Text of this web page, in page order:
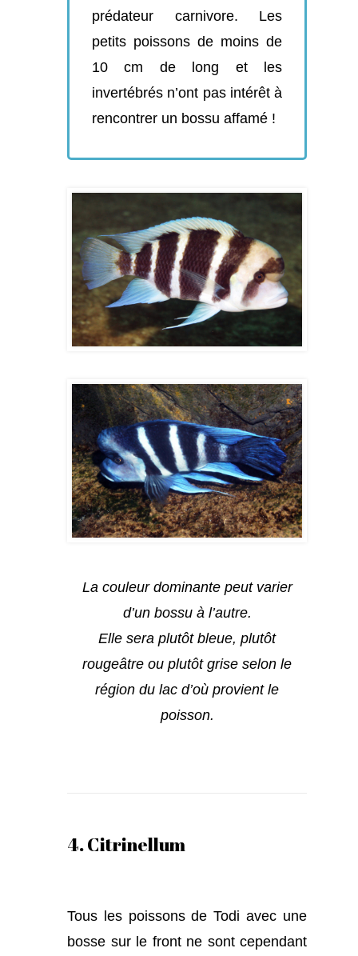
prédateur carnivore. Les
petits poissons de moins de
10 cm de long et les
invertébrés n’ont pas intérêt à
rencontrer un bossu affamé !
La couleur dominante peut varier
d’un bossu à l’autre.
Elle sera plutôt bleue, plutôt
rougeâtre ou plutôt grise selon le
région du lac d’où provient le
poisson.
4. Citrinellum
Tous les poissons de Todi avec une
bosse sur le front ne sont cependant